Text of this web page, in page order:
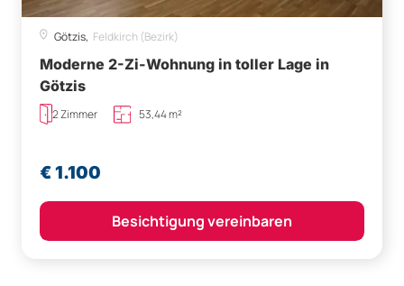
Götzis, Feldkirch (Bezirk)
Moderne 2-Zi-Wohnung in toller Lage in
Götzis
2 Zimmer 53,44 m²
€ 1.100
Besichtigung vereinbaren